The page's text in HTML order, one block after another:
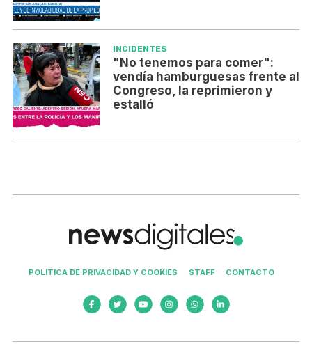
INCIDENTES
"No tenemos para comer":
vendía hamburguesas frente al
Congreso, la reprimieron y
estalló
POLITICA DE PRIVACIDAD Y COOKIES STAFF CONTACTO